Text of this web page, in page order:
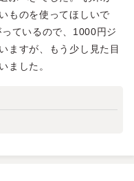
ものを使ってほしいで
ているので、1000円ジ
ますが、もう少し見た目
ました。